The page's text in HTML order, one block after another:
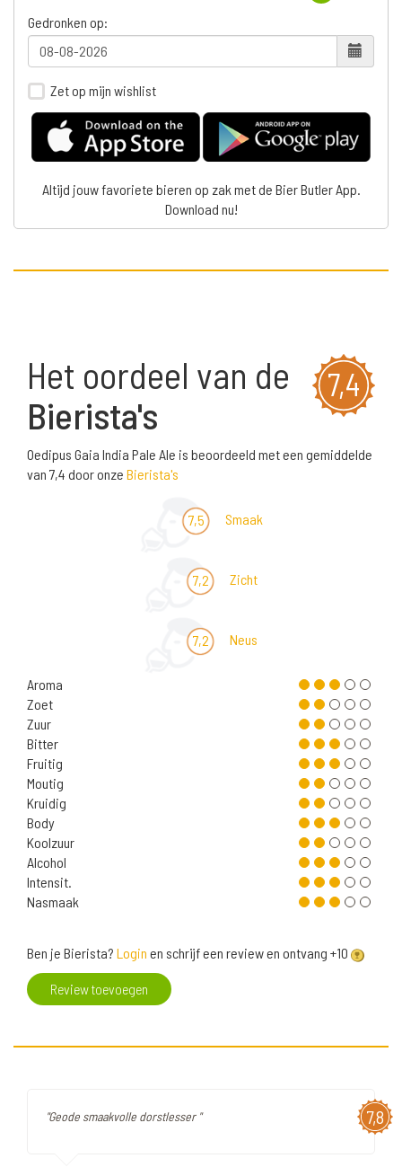
Gedronken op:
Zet op mijn wishlist
Altijd jouw favoriete bieren op zak met de Bier Butler App.
Download nu!
7,4
Het oordeel van de
Bierista's
Oedipus Gaia India Pale Ale is beoordeeld met een gemiddelde
van 7,4 door onze Bierista's
7,5 Smaak
7,2 Zicht
7,2 Neus
Aroma
Zoet
Zuur
Bitter
Fruitig
Moutig
Kruidig
Body
Koolzuur
Alcohol
Intensit.
Nasmaak
Ben je Bierista? Login en schrijf een review en ontvang +10
Review toevoegen
7,8
"Geode smaakvolle dorstlesser "